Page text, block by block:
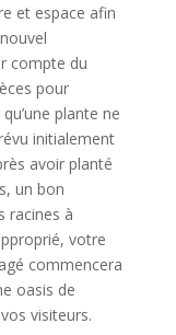
et espace afin
compte du
pour
plante ne
initialement
avoir planté
un bon
racines à
votre
commencera
oasis de
visiteurs.